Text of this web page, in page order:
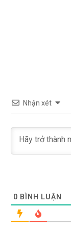
Nhận xét
0 BÌNH LUẬN